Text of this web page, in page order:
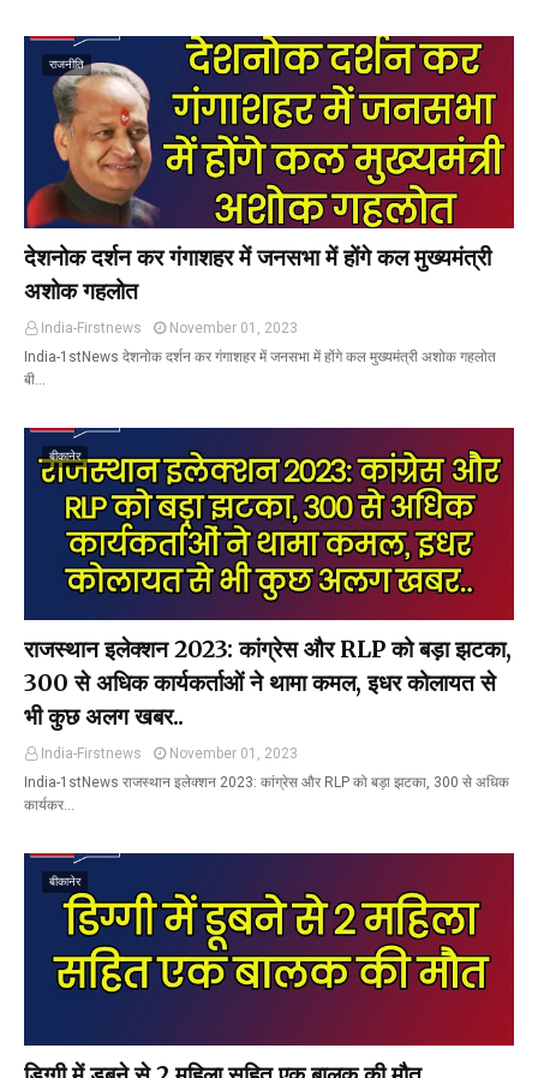
राजनीति
देशनोक दर्शन कर गंगाशहर में जनसभा में होंगे कल मुख्यमंत्री
अशोक गहलोत
India-Firstnews
November 01, 2023
India-1stNews देशनोक दर्शन कर गंगाशहर में जनसभा में होंगे कल मुख्यमंत्री अशोक गहलोत
बी…
बीकानेर
राजस्थान इलेक्शन 2023: कांग्रेस और RLP को बड़ा झटका,
300 से अधिक कार्यकर्ताओं ने थामा कमल, इधर कोलायत से
भी कुछ अलग खबर..
India-Firstnews
November 01, 2023
India-1stNews राजस्थान इलेक्शन 2023: कांग्रेस और RLP को बड़ा झटका, 300 से अधिक
कार्यकर…
बीकानेर